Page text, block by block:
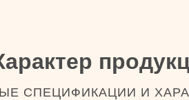
СПЕЦИФИКАЦИИ И